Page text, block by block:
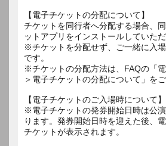
【電子チケットの分配について】
チケットを同行者へ分配する場合、
ットアプリをインストールしていた
※チケットを分配せず、ご一緒に入
です。
※チケットの分配方法は、FAQの「
＞電子チケットの分配について」をご
【電子チケットのご入場時について】
※電子チケットの発券開始日時は公
ります。発券開始日時を迎えた後、
チケットが表示されます。